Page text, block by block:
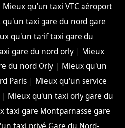
Mieux qu'un taxi VTC aéroport
qu'un taxi gare du nord gare
qu'un tarif taxi gare du
gare du nord orly| Mieux
du nord Orly | Mieux qu'un
Paris| Mieux qu'un service
Mieux qu'un taxi orly gare du
taxi gare Montparnasse gare
taxi privé Gare du Nord-